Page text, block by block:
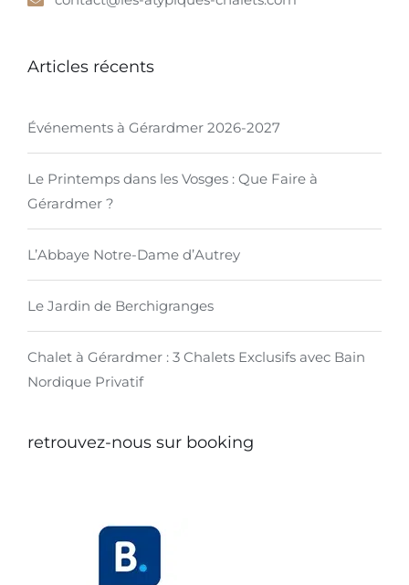
Articles récents
Événements à Gérardmer 2026-2027
Le Printemps dans les Vosges : Que Faire à
Gérardmer ?
L’Abbaye Notre-Dame d’Autrey
Le Jardin de Berchigranges
Chalet à Gérardmer : 3 Chalets Exclusifs avec Bain
Nordique Privatif
retrouvez-nous sur booking